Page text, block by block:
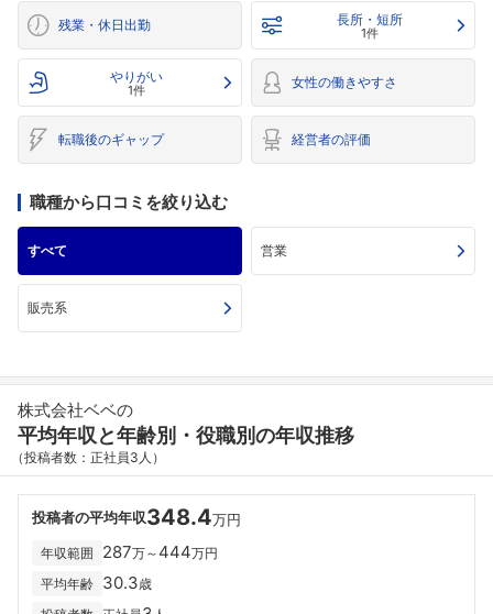
残業・休日出勤 長所・短所
1件
やりがい
1件 女性の働きやすさ
転職後のギャップ 経営者の評価
職種から口コミを絞り込む
すべて 営業
販売系
株式会社ベベの
平均年収と年齢別・役職別の年収推移
（投稿者数：正社員3人）
投稿者の平均年収348.4万円
年収範囲 287万～ 444万円
平均年齢 30.3歳